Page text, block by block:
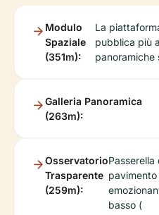
Modulo
Spaziale
(351m):
La
pubblica più
panoramiche
Galleria Panoramica
(263m):
Osservatorio
Trasparente
(259m):
Passerella
basso (